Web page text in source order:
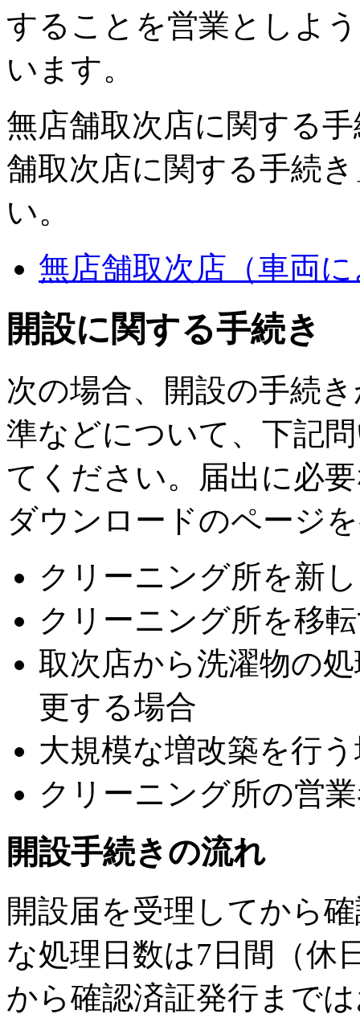
することを営業としよ
います。
無店舗取次店に関する
舗取次店に関する手続
い。
無店舗取次店（車両
開設に関する手続き
次の場合、開設の手続
準などについて、下記
てください。届出に必
ダウンロードのページ
クリーニング所を新
クリーニング所を移
取次店から洗濯物の
更する場合
大規模な増改築を行
クリーニング所の営
開設手続きの流れ
開設届を受理してから
な処理日数は7日間（休
から確認済証発行まで